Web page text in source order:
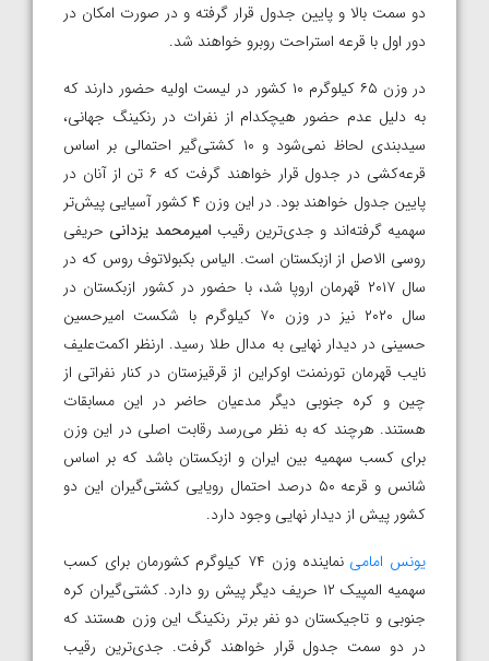
دو سمت بالا و پایین جدول قرار گرفته و در صورت امکان در
دور اول با قرعه استراحت روبرو خواهند شد.
در وزن ۶۵ کیلوگرم ۱۰ کشور در لیست اولیه حضور دارند که
به دلیل عدم حضور هیچکدام از نفرات در رنکینگ جهانی،
سیدبندی لحاظ نمی‌شود و ۱۰ کشتی‌گیر احتمالی بر اساس
قرعه‌کشی در جدول قرار خواهند گرفت که ۶ تن از آنان در
پایین جدول خواهند بود. در این وزن ۴ کشور آسیایی پیش‌تر
سهمیه گرفته‌اند و جدی‌ترین رقیب امیرمحمد یزدانی حریفی
روسی الاصل از ازبکستان است. الیاس بکبولاتوف روس که در
سال ۲۰۱۷ قهرمان اروپا شد، با حضور در کشور ازبکستان در
سال ۲۰۲۰ نیز در وزن ۷۰ کیلوگرم با شکست امیرحسین
حسینی در دیدار نهایی به مدال طلا رسید. ارنظر اکمت‌علیف
نایب قهرمان تورنمنت اوکراین از قرقیزستان در کنار نفراتی از
چین و کره جنوبی دیگر مدعیان حاضر در این مسابقات
هستند. هرچند که به نظر می‌رسد رقابت اصلی در این وزن
برای کسب سهمیه بین ایران و ازبکستان باشد که بر اساس
شانس و قرعه ۵۰ درصد احتمال رویایی کشتی‌گیران این دو
کشور پیش از دیدار نهایی وجود دارد.
یونس امامی
نماینده وزن ۷۴ کیلوگرم کشورمان برای کسب
سهمیه المپیک ۱۲ حریف دیگر پیش رو دارد. کشتی‌گیران کره
جنوبی و تاجیکستان دو نفر برتر رنکینگ این وزن هستند که
در دو سمت جدول قرار خواهند گرفت. جدی‌ترین رقیب